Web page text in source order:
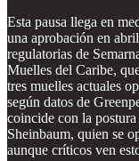
Esta pausa llega en
una aprobación en
regulatorias de
Muelles del Caribe,
tres muelles actuales
según datos de
coincide con la
Sheinbaum, quien se
aunque críticos ven